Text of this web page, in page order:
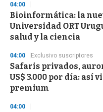
04:00
Bioinformática: la
Universidad ORT
salud y la ciencia
04:00 Exclusivo suscriptores
Safaris privados,
US$ 3.000 por día: así
premium
04:00